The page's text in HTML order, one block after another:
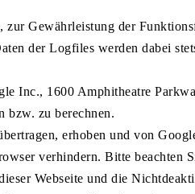
Gewährleistung der
der Logfiles werden dabei
Inc., 1600 Amphitheatre
bzw. zu berechnen.
erhoben und von
verhindern. Bitte beachten
Webseite und die